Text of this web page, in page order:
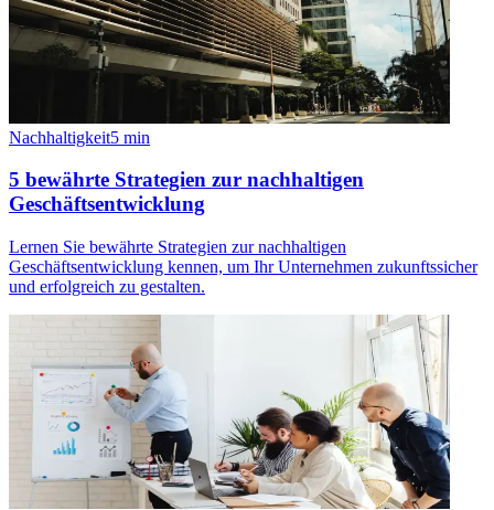
Nachhaltigkeit5 min
5 bewährte Strategien zur nachhaltigen
Geschäftsentwicklung
Lernen Sie bewährte Strategien zur nachhaltigen
Geschäftsentwicklung kennen, um Ihr Unternehmen zukunftssicher
und erfolgreich zu gestalten.